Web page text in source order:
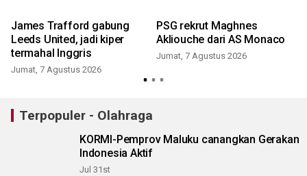
James Trafford gabung
Leeds United, jadi kiper
termahal Inggris
Jumat, 7 Agustus 2026
PSG rekrut Maghnes
Akliouche dari AS Monaco
Jumat, 7 Agustus 2026
Terpopuler - Olahraga
KORMI-Pemprov Maluku canangkan Gerakan
Indonesia Aktif
Jul 31st